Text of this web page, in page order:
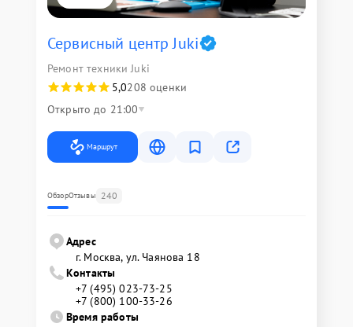
Сервисный центр Juki
Ремонт техники Juki
5,0208 оценки
Открыто до 21:00
Маршрут
ОбзорОтзывы 240
Адрес
г. Москва, ул. Чаянова 18
Контакты
+7 (495) 023-73-25
+7 (800) 100-33-26
Время работы